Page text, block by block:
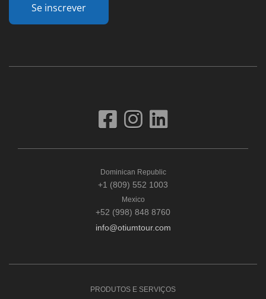
Se inscrever
Dominican Republic
+1 (809) 552 1003
Mexico
+52 (998) 848 8760
info@otiumtour.com
PRODUTOS E SERVIÇOS